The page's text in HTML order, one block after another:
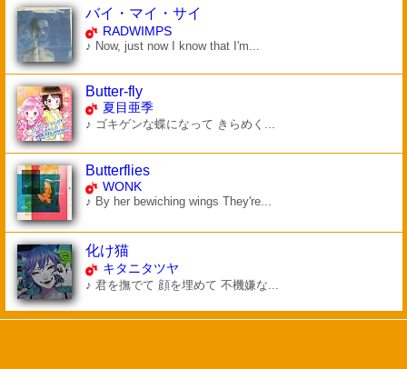
バイ・マイ・サイ
RADWIMPS
♪ Now, just now I know that I'm...
Butter-fly
夏目亜季
♪ ゴキゲンな蝶になって きらめく...
Butterflies
WONK
♪ By her bewiching wings They're...
化け猫
キタニタツヤ
♪ 君を撫でて 顔を埋めて 不機嫌な...